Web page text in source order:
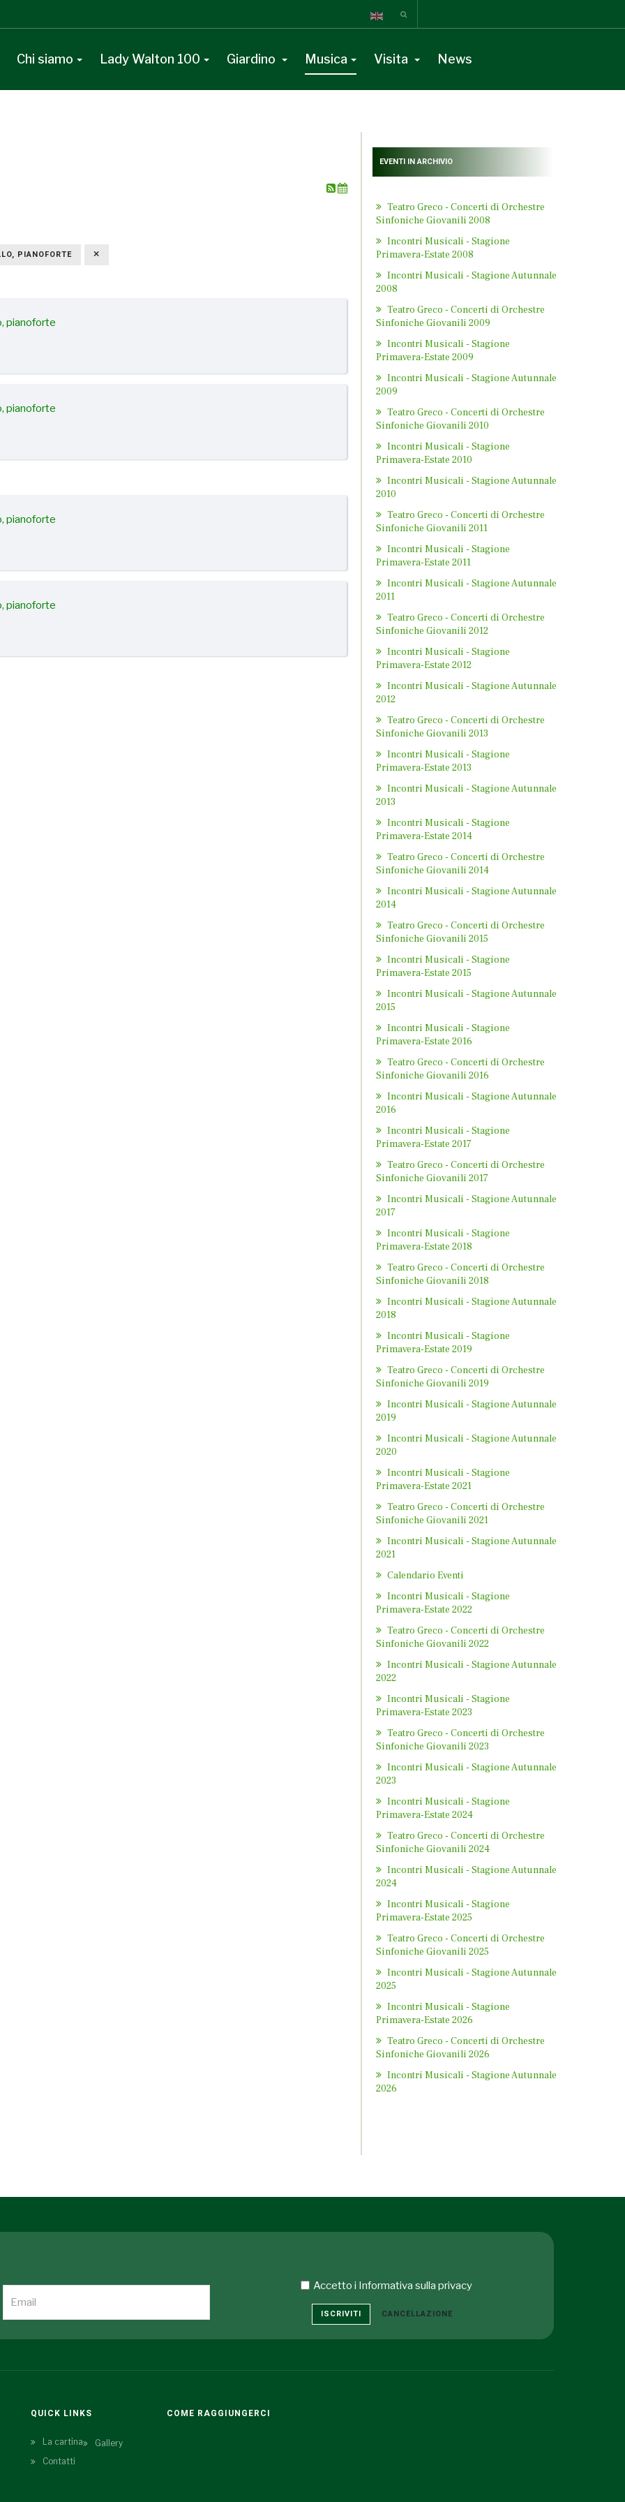
Chi siamo Lady Walton 100 Giardino Musica Visita News
PIANOFORTE
pianoforte
pianoforte
pianoforte
pianoforte
EVENTI IN ARCHIVIO
Teatro Greco - Concerti di Orchestre
Sinfoniche Giovanili 2008
Incontri Musicali - Stagione
Primavera-Estate 2008
Incontri Musicali - Stagione Autunnale
2008
Teatro Greco - Concerti di Orchestre
Sinfoniche Giovanili 2009
Incontri Musicali - Stagione
Primavera-Estate 2009
Incontri Musicali - Stagione Autunnale
2009
Teatro Greco - Concerti di Orchestre
Sinfoniche Giovanili 2010
Incontri Musicali - Stagione
Primavera-Estate 2010
Incontri Musicali - Stagione Autunnale
2010
Teatro Greco - Concerti di Orchestre
Sinfoniche Giovanili 2011
Incontri Musicali - Stagione
Primavera-Estate 2011
Incontri Musicali - Stagione Autunnale
2011
Teatro Greco - Concerti di Orchestre
Sinfoniche Giovanili 2012
Incontri Musicali - Stagione
Primavera-Estate 2012
Incontri Musicali - Stagione Autunnale
2012
Teatro Greco - Concerti di Orchestre
Sinfoniche Giovanili 2013
Incontri Musicali - Stagione
Primavera-Estate 2013
Incontri Musicali - Stagione Autunnale
2013
Incontri Musicali - Stagione
Primavera-Estate 2014
Teatro Greco - Concerti di Orchestre
Sinfoniche Giovanili 2014
Incontri Musicali - Stagione Autunnale
2014
Teatro Greco - Concerti di Orchestre
Sinfoniche Giovanili 2015
Incontri Musicali - Stagione
Primavera-Estate 2015
Incontri Musicali - Stagione Autunnale
2015
Incontri Musicali - Stagione
Primavera-Estate 2016
Teatro Greco - Concerti di Orchestre
Sinfoniche Giovanili 2016
Incontri Musicali - Stagione Autunnale
2016
Incontri Musicali - Stagione
Primavera-Estate 2017
Teatro Greco - Concerti di Orchestre
Sinfoniche Giovanili 2017
Incontri Musicali - Stagione Autunnale
2017
Incontri Musicali - Stagione
Primavera-Estate 2018
Teatro Greco - Concerti di Orchestre
Sinfoniche Giovanili 2018
Incontri Musicali - Stagione Autunnale
2018
Incontri Musicali - Stagione
Primavera-Estate 2019
Teatro Greco - Concerti di Orchestre
Sinfoniche Giovanili 2019
Incontri Musicali - Stagione Autunnale
2019
Incontri Musicali - Stagione Autunnale
2020
Incontri Musicali - Stagione
Primavera-Estate 2021
Teatro Greco - Concerti di Orchestre
Sinfoniche Giovanili 2021
Incontri Musicali - Stagione Autunnale
2021
Calendario Eventi
Incontri Musicali - Stagione
Primavera-Estate 2022
Teatro Greco - Concerti di Orchestre
Sinfoniche Giovanili 2022
Incontri Musicali - Stagione Autunnale
2022
Incontri Musicali - Stagione
Primavera-Estate 2023
Teatro Greco - Concerti di Orchestre
Sinfoniche Giovanili 2023
Incontri Musicali - Stagione Autunnale
2023
Incontri Musicali - Stagione
Primavera-Estate 2024
Teatro Greco - Concerti di Orchestre
Sinfoniche Giovanili 2024
Incontri Musicali - Stagione Autunnale
2024
Incontri Musicali - Stagione
Primavera-Estate 2025
Teatro Greco - Concerti di Orchestre
Sinfoniche Giovanili 2025
Incontri Musicali - Stagione Autunnale
2025
Incontri Musicali - Stagione
Primavera-Estate 2026
Teatro Greco - Concerti di Orchestre
Sinfoniche Giovanili 2026
Incontri Musicali - Stagione Autunnale
2026
Accetto i Informativa sulla privacy
ISCRIVITI CANCELLAZIONE
QUICK LINKS
La cartina
Gallery
Contatti
COME RAGGIUNGERCI